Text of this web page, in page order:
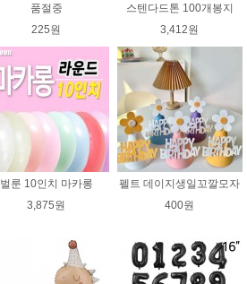
품절중
225원
스텐다드톤 100개봉지
3,412원
벌룬 10인치 마카롱
3,875원
펠트 데이지생일꼬깔모자
400원